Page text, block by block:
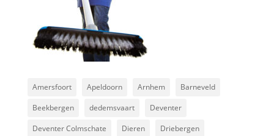
Amersfoort Apeldoorn Arnhem
Barneveld
Beekbergen
dedemsvaart
Deventer
Deventer Colmschate
Dieren
Driebergen